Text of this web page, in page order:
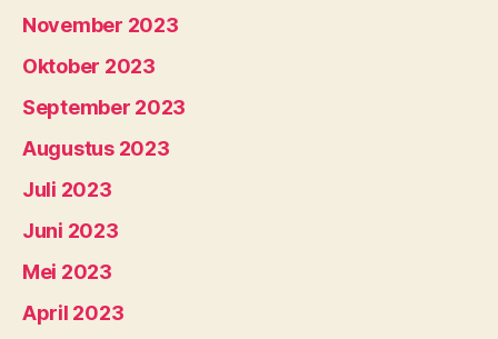
November 2023
Oktober 2023
September 2023
Augustus 2023
Juli 2023
Juni 2023
Mei 2023
April 2023